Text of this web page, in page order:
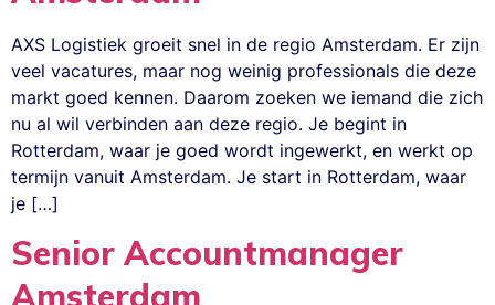
AXS Logistiek groeit snel in de regio Amsterdam. Er zijn
veel vacatures, maar nog weinig professionals die deze
markt goed kennen. Daarom zoeken we iemand die zich
nu al wil verbinden aan deze regio. Je begint in
Rotterdam, waar je goed wordt ingewerkt, en werkt op
termijn vanuit Amsterdam. Je start in Rotterdam, waar
je […]
Senior Accountmanager
Amsterdam